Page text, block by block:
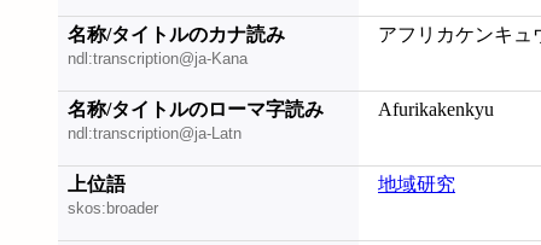
名称/タイトルのカナ読み
ndl:transcription@ja-Kana
アフリカケンキュ
名称/タイトルのローマ字読み
ndl:transcription@ja-Latn
Afurikakenkyu
上位語
skos:broader
地域研究